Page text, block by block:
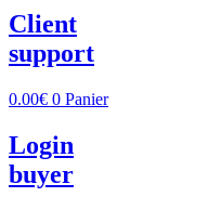
Client
support
0.00€ 0 Panier
Login
buyer